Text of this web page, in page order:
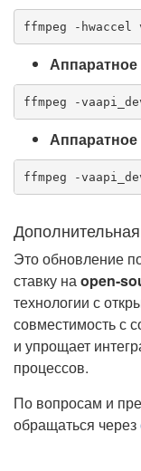
ffmpeg -hwaccel
ffmpeg -
ffmpeg -
Это обновление
ставку наopen-
технологии с
совместимость с
и упрощает
процессов.
По вопросам и
обращаться через